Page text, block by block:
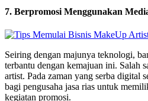
7. Berpromosi Menggunakan
Seiring dengan majunya teknologi,
terbantu dengan kemajuan ini. Salah
artist. Pada zaman yang serba digital
bagi pengusaha jasa rias untuk
kegiatan promosi.